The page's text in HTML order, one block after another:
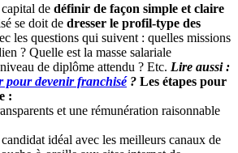
de définir de façon simple et claire
se doit de dresser le profil-type des
les questions qui suivent : quelles missions
? Quelle est la masse salariale
de diplôme attendu ? Etc. Lire aussi :
devenir franchisé? Les étapes pour
:
et une rémunération raisonnable
idéal avec les meilleurs canaux de